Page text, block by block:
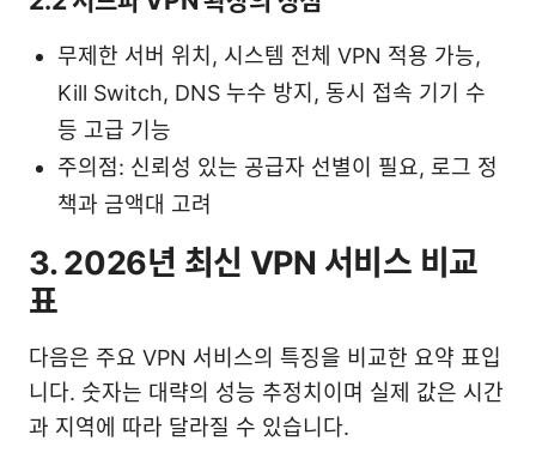
무제한 서버 위치, 시스템 전체 VPN 적용 가능,
Kill Switch, DNS 누수 방지, 동시 접속 기기 수
등 고급 기능
주의점: 신뢰성 있는 공급자 선별이 필요, 로그 정
책과 금액대 고려
3. 2026년 최신 VPN 서비스 비교
표
다음은 주요 VPN 서비스의 특징을 비교한 요약 표입
니다. 숫자는 대략의 성능 추정치이며 실제 값은 시간
과 지역에 따라 달라질 수 있습니다.